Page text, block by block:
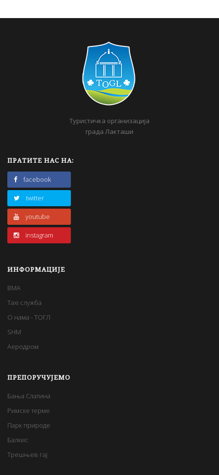
Туристичка организација
града Лакташи
ПРАТИТЕ НАС НА:
facebook
twitter
youtube
instagram
ИНФОРМАЦИЈЕ
BMA
Taxi служба
О нама - ТОГЛ
SHM
Аеродром
ПРЕПОРУЧУЈЕМО
Бања Слатина
Римске терме
Парк природе
Балкис
Трешњев гај